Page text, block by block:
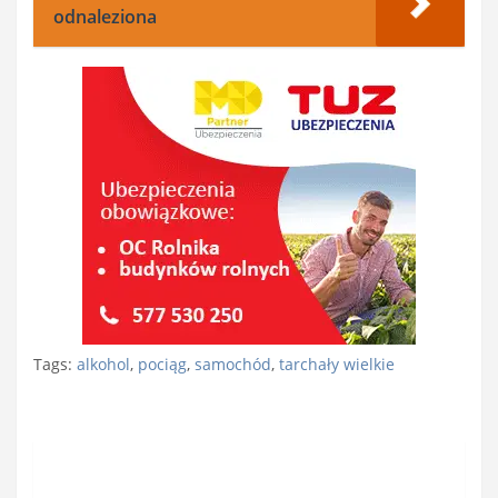
odnaleziona
Tags: alkohol, pociąg, samochód, tarchały wielkie